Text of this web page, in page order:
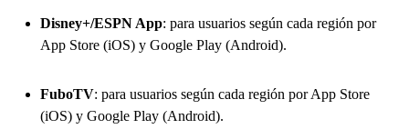
Disney+/ESPN App: para usuarios según cada región por
App Store (iOS) y Google Play (Android).
FuboTV: para usuarios según cada región por App Store
(iOS) y Google Play (Android).